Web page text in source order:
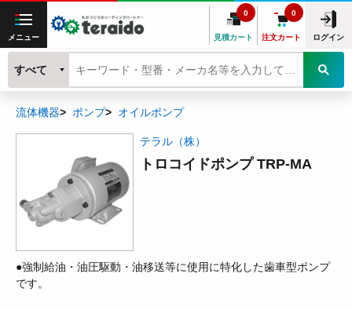
メニュー 見積カート
0
注文カート
0
ログイン
すべて
流体機器 ポンプ オイルポンプ
テラル（株）
トロコイドポンプ TRP-MA
●強制給油・油圧駆動・油移送等に使用に特化した歯車型ポンプ
です。